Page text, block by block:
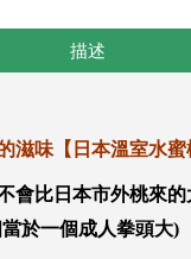
描述
滋味【日本溫室水
會比日本市外桃來的
於一個成人拳頭大)